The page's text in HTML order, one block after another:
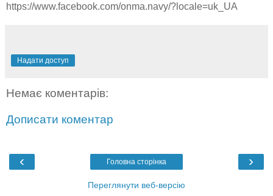
https://www.facebook.com/onma.navy/?locale=uk_UA
Надати доступ
Немає коментарів:
Дописати коментар
‹ ›
Головна сторінка
Переглянути веб-версію